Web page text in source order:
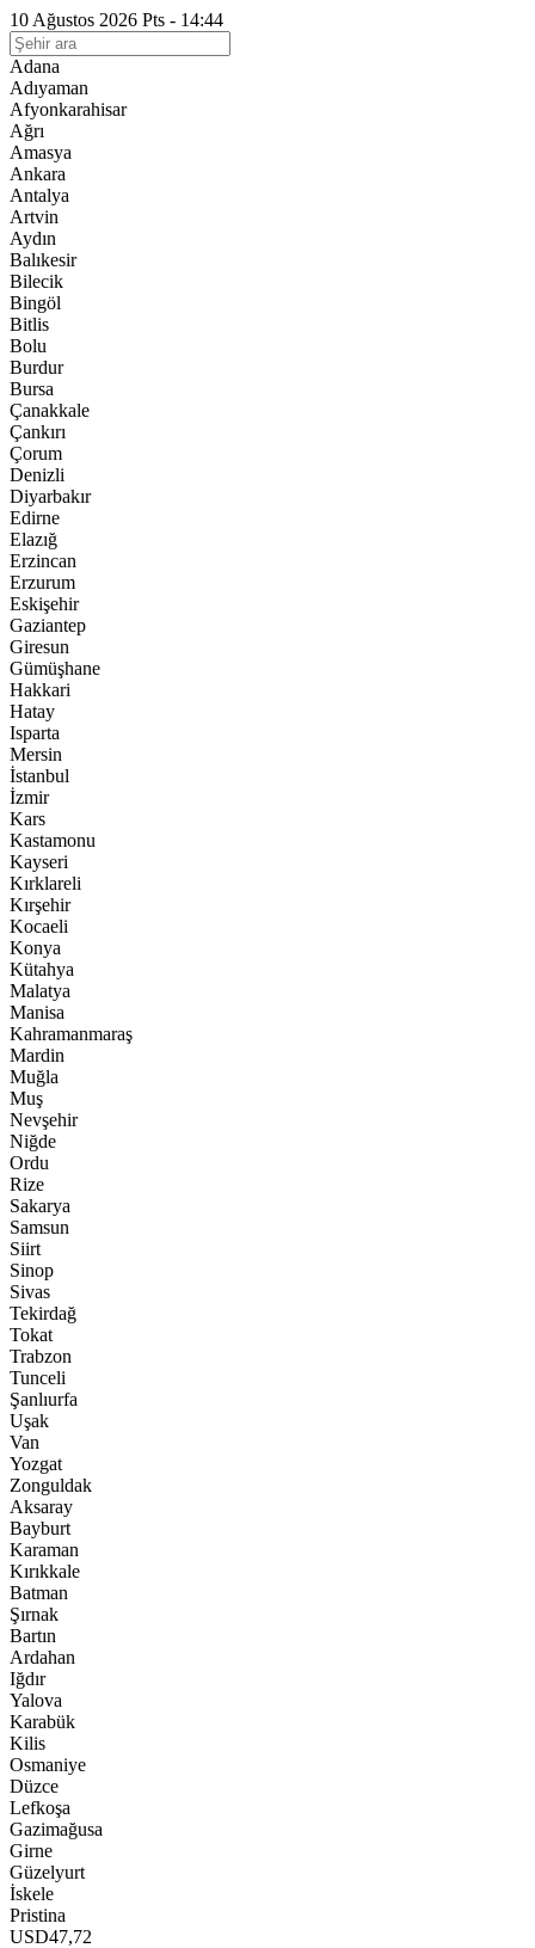
10 Ağustos 2026 Pts - 14:44
Adana
Adıyaman
Afyonkarahisar
Ağrı
Amasya
Ankara
Antalya
Artvin
Aydın
Balıkesir
Bilecik
Bingöl
Bitlis
Bolu
Burdur
Bursa
Çanakkale
Çankırı
Çorum
Denizli
Diyarbakır
Edirne
Elazığ
Erzincan
Erzurum
Eskişehir
Gaziantep
Giresun
Gümüşhane
Hakkari
Hatay
Isparta
Mersin
İstanbul
İzmir
Kars
Kastamonu
Kayseri
Kırklareli
Kırşehir
Kocaeli
Konya
Kütahya
Malatya
Manisa
Kahramanmaraş
Mardin
Muğla
Muş
Nevşehir
Niğde
Ordu
Rize
Sakarya
Samsun
Siirt
Sinop
Sivas
Tekirdağ
Tokat
Trabzon
Tunceli
Şanlıurfa
Uşak
Van
Yozgat
Zonguldak
Aksaray
Bayburt
Karaman
Kırıkkale
Batman
Şırnak
Bartın
Ardahan
Iğdır
Yalova
Karabük
Kilis
Osmaniye
Düzce
Lefkoşa
Gazimağusa
Girne
Güzelyurt
İskele
Pristina
USD47,72